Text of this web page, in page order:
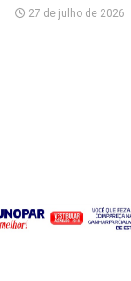
27 de julho de 2026